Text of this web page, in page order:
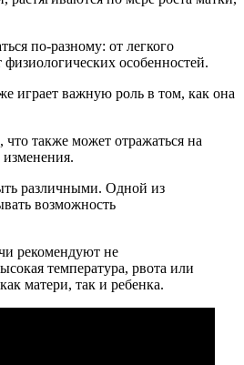
по-разному: от легкого
особенностей.
играет важную роль в том, как она
также может отражаться на
различными. Одной из
возможность
рекомендуют не
температура, рвота или
матери, так и ребенка.